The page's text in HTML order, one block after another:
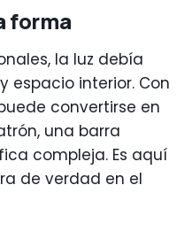
forma
la luz debía
espacio interior. Con
convertirse en
una barra
compleja. Es aquí
de verdad en el